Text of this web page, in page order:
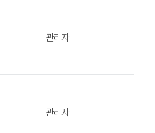
관리자
관리자